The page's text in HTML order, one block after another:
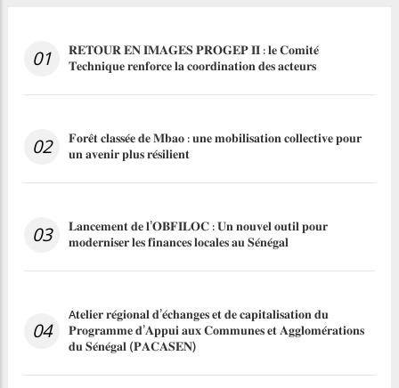
01 𝐑𝐄𝐓𝐎𝐔𝐑 𝐄𝐍 𝐈𝐌𝐀𝐆𝐄𝐒 𝐏𝐑𝐎𝐆𝐄𝐏 𝐈𝐈 : 𝐥𝐞 𝐂𝐨𝐦𝐢𝐭𝐞́
𝐓𝐞𝐜𝐡𝐧𝐢𝐪𝐮𝐞 𝐫𝐞𝐧𝐟𝐨𝐫𝐜𝐞 𝐥𝐚 𝐜𝐨𝐨𝐫𝐝𝐢𝐧𝐚𝐭𝐢𝐨𝐧 𝐝𝐞𝐬 𝐚𝐜𝐭𝐞𝐮𝐫𝐬
02 𝐅𝐨𝐫𝐞̂𝐭 𝐜𝐥𝐚𝐬𝐬𝐞́𝐞 𝐝𝐞 𝐌𝐛𝐚𝐨 : 𝐮𝐧𝐞 𝐦𝐨𝐛𝐢𝐥𝐢𝐬𝐚𝐭𝐢𝐨𝐧 𝐜𝐨𝐥𝐥𝐞𝐜𝐭𝐢𝐯𝐞 𝐩𝐨𝐮𝐫
𝐮𝐧 𝐚𝐯𝐞𝐧𝐢𝐫 𝐩𝐥𝐮𝐬 𝐫𝐞́𝐬𝐢𝐥𝐢𝐞𝐧𝐭
03 𝐋𝐚𝐧𝐜𝐞𝐦𝐞𝐧𝐭 𝐝𝐞 𝐥’𝐎𝐁𝐅𝐈𝐋𝐎𝐂 : 𝐔𝐧 𝐧𝐨𝐮𝐯𝐞𝐥 𝐨𝐮𝐭𝐢𝐥 𝐩𝐨𝐮𝐫
𝐦𝐨𝐝𝐞𝐫𝐧𝐢𝐬𝐞𝐫 𝐥𝐞𝐬 𝐟𝐢𝐧𝐚𝐧𝐜𝐞𝐬 𝐥𝐨𝐜𝐚𝐥𝐞𝐬 𝐚𝐮 𝐒𝐞́𝐧𝐞́𝐠𝐚𝐥
04
A𝐭𝐞𝐥𝐢𝐞𝐫 𝐫𝐞́𝐠𝐢𝐨𝐧𝐚𝐥 𝐝’𝐞́𝐜𝐡𝐚𝐧𝐠𝐞𝐬 𝐞𝐭 𝐝𝐞 𝐜𝐚𝐩𝐢𝐭𝐚𝐥𝐢𝐬𝐚𝐭𝐢𝐨𝐧 𝐝𝐮
𝐏𝐫𝐨𝐠𝐫𝐚𝐦𝐦𝐞 𝐝’𝐀𝐩𝐩𝐮𝐢 𝐚𝐮𝐱 𝐂𝐨𝐦𝐦𝐮𝐧𝐞𝐬 𝐞𝐭 𝐀𝐠𝐠𝐥𝐨𝐦𝐞́𝐫𝐚𝐭𝐢𝐨𝐧𝐬
𝐝𝐮 𝐒𝐞́𝐧𝐞́𝐠𝐚𝐥 (𝐏𝐀𝐂𝐀𝐒𝐄𝐍)